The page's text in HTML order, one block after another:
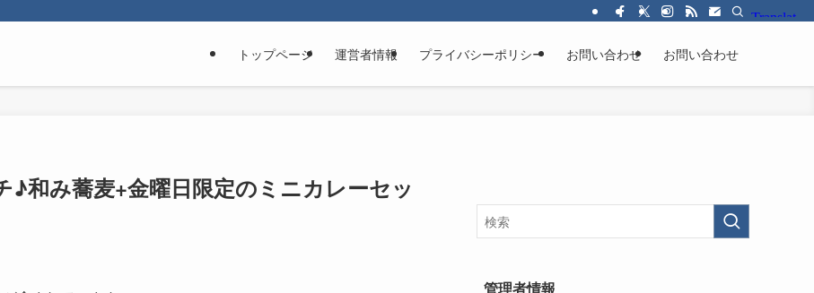
トップページ 運営者情報 プライバシーポリシー お問い合わせ お問い合わせ
和み蕎麦+金曜日限定のミニカレーセッ
管理者情報